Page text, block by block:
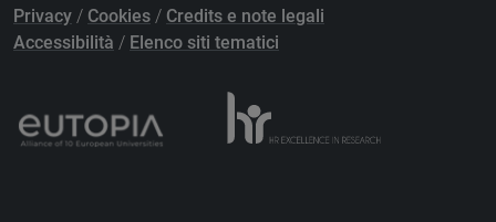
Privacy / Cookies / Credits e note legali
Accessibilità / Elenco siti tematici